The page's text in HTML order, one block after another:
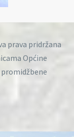
prava pridržana
Općine